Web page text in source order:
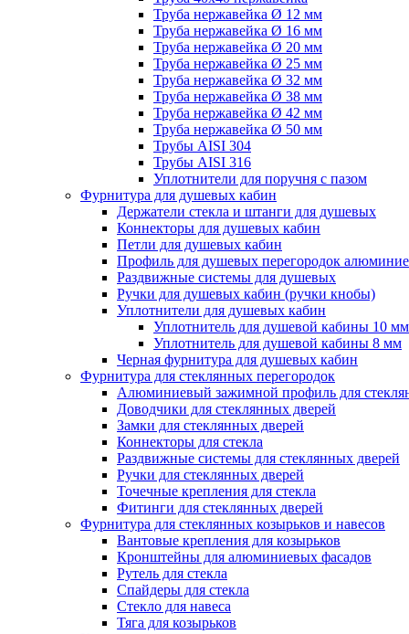
Труба нержавейка Ø 12 мм
Труба нержавейка Ø 16 мм
Труба нержавейка Ø 20 мм
Труба нержавейка Ø 25 мм
Труба нержавейка Ø 32 мм
Труба нержавейка Ø 38 мм
Труба нержавейка Ø 42 мм
Труба нержавейка Ø 50 мм
Трубы AISI 304
Трубы AISI 316
Уплотнители для поручня с пазом
Фурнитура для душевых кабин
Держатели стекла и штанги для душевых
Коннекторы для душевых кабин
Петли для душевых кабин
Профиль для душевых перегородок
Раздвижные сиcтемы для душевых
Ручки для душевых кабин (ручки кнобы)
Уплотнители для душевых кабин
Уплотнитель для душевой кабины 10 мм
Уплотнитель для душевой кабины 8 мм
Черная фурнитура для душевых кабин
Фурнитура для стеклянных перегородок
Алюминиевый зажимной профиль для
Доводчики для стеклянных дверей
Замки для стеклянных дверей
Коннекторы для стекла
Раздвижные системы для стеклянных дверей
Ручки для стеклянных дверей
Точечные крепления для стекла
Фитинги для стеклянных дверей
Фурнитура для стеклянных козырьков и навесов
Вантовые крепления для козырьков
Кронштейны для алюминиевых фасадов
Рутель для стекла
Спайдеры для стекла
Стекло для навеса
Тяга для козырьков